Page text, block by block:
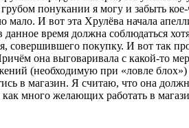
понукании я могу и забыть
мало. И вот эта Хрулёва начала
время должна соблюдаться
совершившего покупку. И вот так
она выговаривала с какой-то
(необходимую при «ловле
в магазин. Я считаю, что она
как много желающих работать в